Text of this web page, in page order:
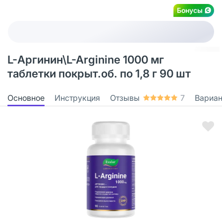
Бонусы
L-Аргинин\L-Arginine 1000 мг
таблетки покрыт.об. по 1,8 г 90 шт
Основное Инструкция Отзывы 7